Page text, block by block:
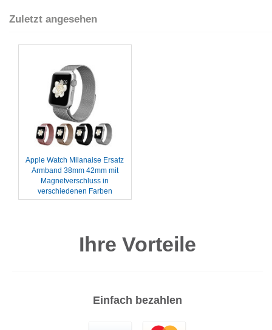
Zuletzt angesehen
Apple Watch Milanaise Ersatz
Armband 38mm 42mm mit
Magnetverschluss in
verschiedenen Farben
Ihre Vorteile
Einfach bezahlen